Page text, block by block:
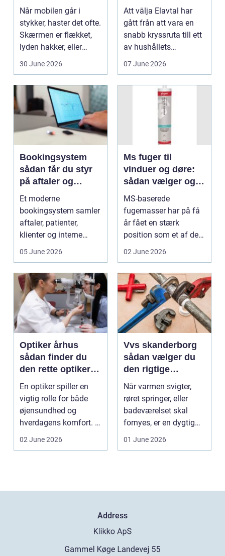
værksted
Når mobilen går i
stykker, haster det ofte.
Skærmen er flækket,
lyden hakker, eller
batteriet løber ...
30 June 2026
elmarknad
Att välja Elavtal har
gått från att vara en
snabb kryssruta till ett
av hushållets
viktigaste ekonom...
07 June 2026
Bookingsystem
sådan får du styr
på aftaler og
arbejdsgange
Et moderne
bookingsystem samler
aftaler, patienter,
klienter og interne
arbejdsgange ét sted. I
05 June 2026
Ms fuger til
vinduer og døre:
sådan vælger og
bruger du dem
rigtigt
MS-baserede
fugemasser har på få
år fået en stærk
position som et af de
mest alsidige valg til
02 June 2026
Optiker århus
sådan finder du
den rette optiker i
byen
En optiker spiller en
vigtig rolle for både
øjensundhed og
hverdagens komfort. I
en by som Aarhus, h...
02 June 2026
Vvs skanderborg
sådan vælger du
den rigtige
installatør
Når varmen svigter,
røret springer, eller
badeværelset skal
fornyes, er en dygtig
VVS-installatør gu...
01 June 2026
Address